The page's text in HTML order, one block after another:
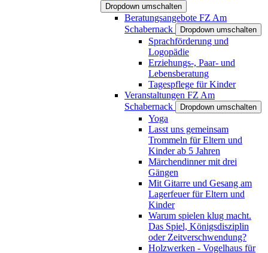
Dropdown umschalten
Beratungsangebote FZ Am
Schabernack
Dropdown umschalten
Sprachförderung und
Logopädie
Erziehungs-, Paar- und
Lebensberatung
Tagespflege für Kinder
Veranstaltungen FZ Am
Schabernack
Dropdown umschalten
Yoga
Lasst uns gemeinsam
Trommeln für Eltern und
Kinder ab 5 Jahren
Märchendinner mit drei
Gängen
Mit Gitarre und Gesang am
Lagerfeuer für Eltern und
Kinder
Warum spielen klug macht.
Das Spiel, Königsdisziplin
oder Zeitverschwendung?
Holzwerken - Vogelhaus für